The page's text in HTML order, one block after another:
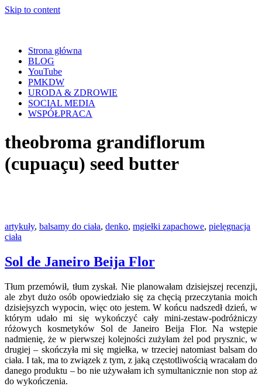
Skip to content
Strona główna
BLOG
YouTube
PMKDW
URODA & ZDROWIE
SOCIAL MEDIA
WSPÓŁPRACA
theobroma grandiflorum
(cupuaçu) seed butter
artykuły, balsamy do ciała, denko, mgiełki zapachowe, pielęgnacja
ciała
Sol de Janeiro Beija Flor
Tłum przemówił, tłum zyskał. Nie planowałam dzisiejszej recenzji,
ale zbyt dużo osób opowiedziało się za chęcią przeczytania moich
dzisiejsyzch wypocin, więc oto jestem. W końcu nadszedł dzień, w
którym udało mi się wykończyć cały mini-zestaw-podróżniczy
różowych kosmetyków Sol de Janeiro Beija Flor. Na wstępie
nadmienię, że w pierwszej kolejności zużyłam żel pod prysznic, w
drugiej – skończyła mi się mgiełka, w trzeciej natomiast balsam do
ciała. I tak, ma to związek z tym, z jaką częstotliwością wracałam do
danego produktu – bo nie używałam ich symultanicznie non stop aż
do wykończenia.